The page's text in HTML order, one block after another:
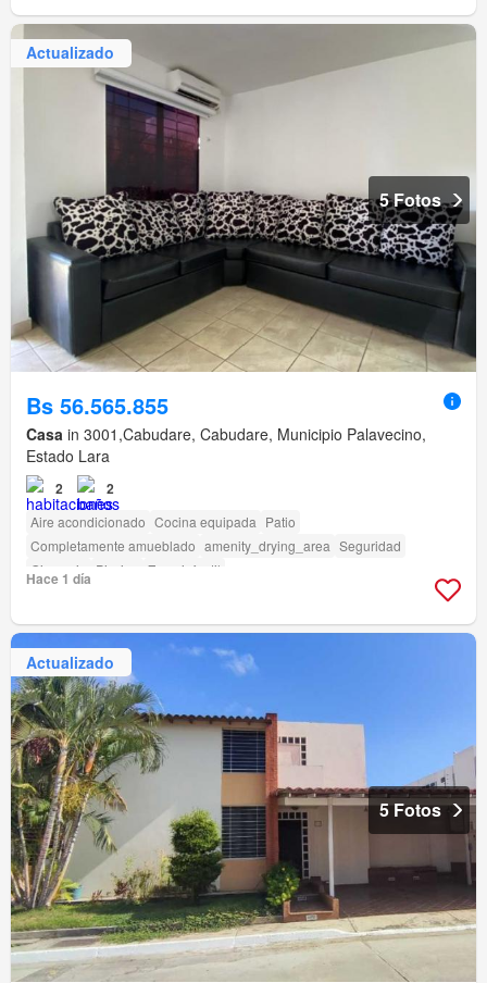
Actualizado
5 Fotos
Bs 56.565.855
Casa in 3001,Cabudare, Cabudare, Municipio Palavecino,
Estado Lara
2 2
Aire acondicionado Cocina equipada Patio
Completamente amueblado amenity_drying_area Seguridad
Gimnasio
Piscina Zona infantil
Hace 1 día
Actualizado
5 Fotos